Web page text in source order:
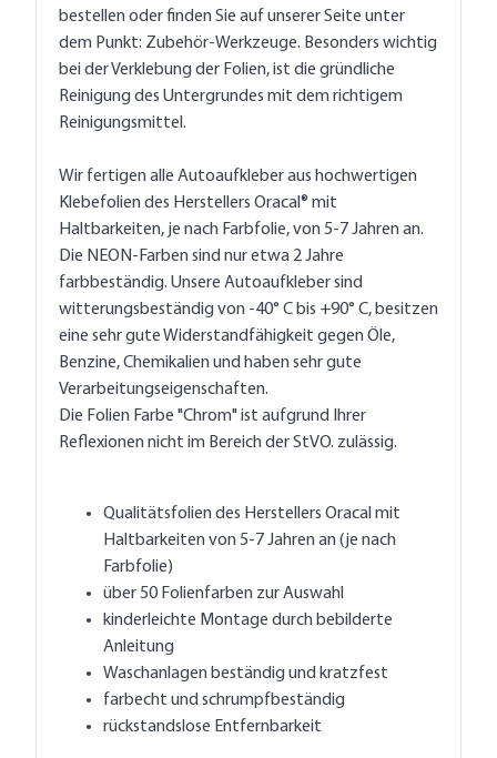
bestellen oder finden Sie auf unserer Seite unter
dem Punkt: Zubehör-Werkzeuge. Besonders wichtig
bei der Verklebung der Folien, ist die gründliche
Reinigung des Untergrundes mit dem richtigem
Reinigungsmittel.
Wir fertigen alle Autoaufkleber aus hochwertigen
Klebefolien des Herstellers Oracal® mit
Haltbarkeiten, je nach Farbfolie, von 5-7 Jahren an.
Die NEON-Farben sind nur etwa 2 Jahre
farbbeständig. Unsere Autoaufkleber sind
witterungsbeständig von -40° C bis +90° C, besitzen
eine sehr gute Widerstandfähigkeit gegen Öle,
Benzine, Chemikalien und haben sehr gute
Verarbeitungseigenschaften.
Die Folien Farbe "Chrom" ist aufgrund Ihrer
Reflexionen nicht im Bereich der StVO. zulässig.
Qualitätsfolien des Herstellers Oracal mit
Haltbarkeiten von 5-7 Jahren an (je nach
Farbfolie)
über 50 Folienfarben zur Auswahl
kinderleichte Montage durch bebilderte
Anleitung
Waschanlagen beständig und kratzfest
farbecht und schrumpfbeständig
rückstandslose Entfernbarkeit